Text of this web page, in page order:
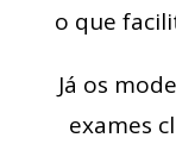
o que
Já os
exames